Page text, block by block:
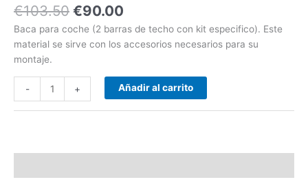
€103.50 €90.00
Baca para coche (2 barras de techo con kit especifico). Este
material se sirve con los accesorios necesarios para su
montaje.
-
-)
cantidad
+ Añadir al carrito